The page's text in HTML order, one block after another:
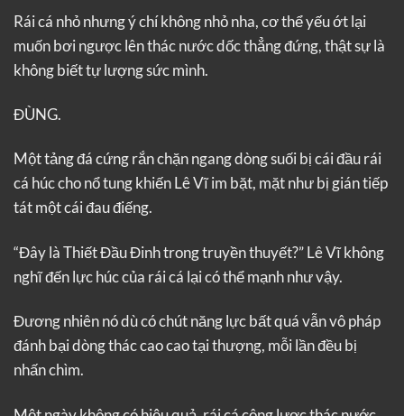
Rái cá nhỏ nhưng ý chí không nhỏ nha, cơ thể yếu ớt lại
muốn bơi ngược lên thác nước dốc thẳng đứng, thật sự là
không biết tự lượng sức mình.
ĐÙNG.
Một tảng đá cứng rắn chặn ngang dòng suối bị cái đầu rái
cá húc cho nổ tung khiến Lê Vĩ im bặt, mặt như bị gián tiếp
tát một cái đau điếng.
“Đây là Thiết Đầu Đinh trong truyền thuyết?” Lê Vĩ không
nghĩ đến lực húc của rái cá lại có thể mạnh như vậy.
Đương nhiên nó dù có chút năng lực bất quá vẫn vô pháp
đánh bại dòng thác cao cao tại thượng, mỗi lần đều bị
nhấn chìm.